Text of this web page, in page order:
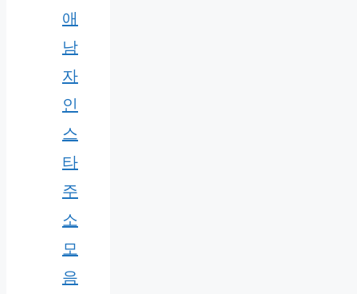
애
남
자
인
스
타
주
소
모
음